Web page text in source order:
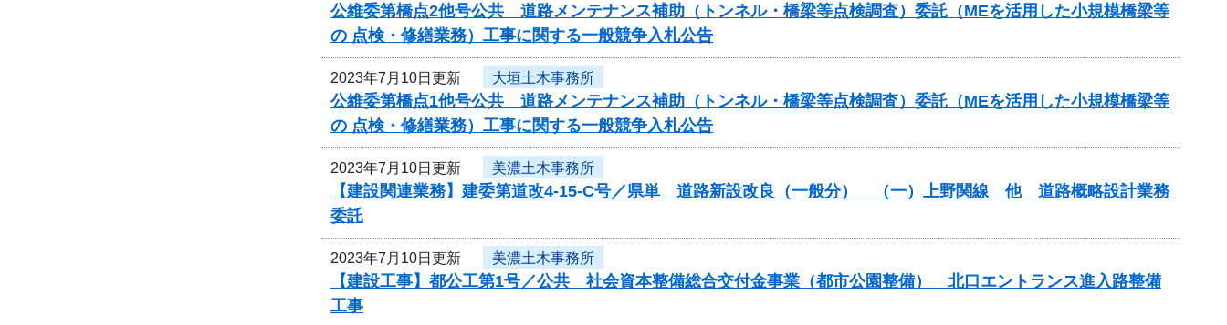
公維委第橋点2他号公共 道路メンテナンス補助（トンネル・橋梁等点検調査）委託（MEを活用した小規模橋梁等
の 点検・修繕業務）工事に関する一般競争入札公告
2023年7月10日更新 大垣土木事務所
公維委第橋点1他号公共 道路メンテナンス補助（トンネル・橋梁等点検調査）委託（MEを活用した小規模橋梁等
の 点検・修繕業務）工事に関する一般競争入札公告
2023年7月10日更新 美濃土木事務所
【建設関連業務】建委第道改4-15-C号／県単 道路新設改良（一般分） （一）上野関線 他 道路概略設計業務
委託
2023年7月10日更新 美濃土木事務所
【建設工事】都公工第1号／公共 社会資本整備総合交付金事業（都市公園整備） 北口エントランス進入路整備
工事